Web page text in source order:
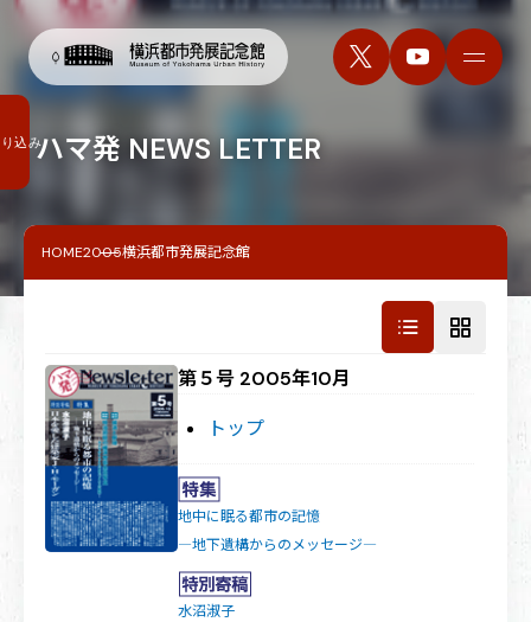
ハマ発 NEWS LETTER
HOME2005横浜都市発展記念館
第５号 2005年10月
トップ
地中に眠る都市の記憶
―地下遺構からのメッセージ―
水沼淑子
込み